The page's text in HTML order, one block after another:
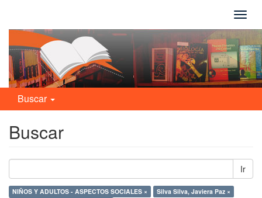
Buscar
Buscar
Ir
NIÑOS Y ADULTOS - ASPECTOS SOCIALES ×
Silva Silva, Javiera Paz ×